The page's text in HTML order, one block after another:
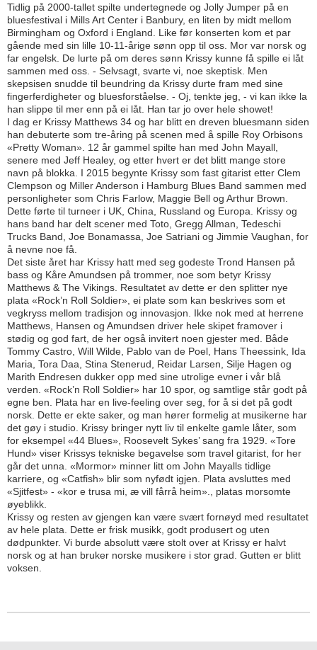
Tidlig på 2000-tallet spilte ­undertegnede og Jolly Jumper på en
bluesfestival i Mills Art Center i Banbury, en liten by midt mellom
Birmingham og Oxford i England. Like før konserten kom et par
gående med sin lille 10-11-årige sønn opp til oss. Mor var norsk og
far engelsk. De lurte på om deres sønn Krissy kunne få spille ei låt
sammen med oss. - Selvsagt, svarte vi, noe skeptisk. Men
skepsisen snudde til beund­ring da Krissy durte fram med sine
fingerferdigheter og bluesforståelse. - Oj, tenkte jeg, - vi kan ikke la
han slippe til mer enn på ei låt. Han tar jo over hele showet!
I dag er Krissy Matthews 34 og har blitt en dreven bluesmann siden
han debuterte som tre-åring på scenen med å spille Roy Orbisons
«Pretty Woman». 12 år gammel spilte han med John Mayall,
senere med Jeff Healey, og etter hvert er det blitt mange store
navn på blokka. I 2015 begynte Krissy som fast gitarist etter Clem
Clempson og Miller Anderson i Hamburg Blues Band sammen med
personligheter som Chris Farlow, Maggie Bell og Arthur Brown.
Dette førte til turneer i UK, China, Russland og Europa. Krissy og
hans band har delt scener med Toto, Gregg Allman, Tedeschi
Trucks Band, Joe Bonamassa, Joe Satriani og Jimmie Vaughan, for
å nevne noe få.
Det siste året har Krissy hatt med seg godeste Trond Hansen på
bass og Kåre Amundsen på trommer, noe som betyr Krissy
Matthews & The Vikings. Resultatet av dette er den splitter nye
plata «Rock’n Roll Soldier», ei plate som kan beskrives som et
vegkryss mellom tradisjon og innovasjon. Ikke nok med at herrene
Matthews, Hansen og Amundsen driver hele skipet framover i
stødig og god fart, de her også invitert noen gjester med. Både
Tommy Castro, Will Wilde, Pablo van de Poel, Hans Theessink, Ida
Maria, Tora Daa, Stina Stenerud, Reidar Larsen, Silje Hagen og
Marith Endresen dukker opp med sine utrolige evner i vår blå
verden. «Rock’n Roll Soldier» har 10 spor, og samtlige står godt på
egne ben. Plata har en live-feeling over seg, for å si det på godt
norsk. Dette er ekte saker, og man hører formelig at musikerne har
det gøy i studio. Krissy bringer nytt liv til enkelte gamle låter, som
for eksempel «44 Blues», Roosevelt Sykes’ sang fra 1929. «Tore
Hund» viser Krissys tekniske begavelse som travel gitarist, for her
går det unna. «Mormor» minner litt om John Mayalls tidlige
karriere, og «Catfish» blir som nyfødt igjen. Plata avsluttes med
«Sjitfest» - «kor e trusa mi, æ vill fårrå heim»., platas morsomte
øyeblikk.
Krissy og resten av gjengen kan være svært fornøyd med resultatet
av hele plata. Dette er frisk musikk, godt produsert og uten
dødpunkter. Vi burde absolutt være stolt over at Krissy er halvt
norsk og at han bruker norske musikere i stor grad. Gutten er blitt
voksen.